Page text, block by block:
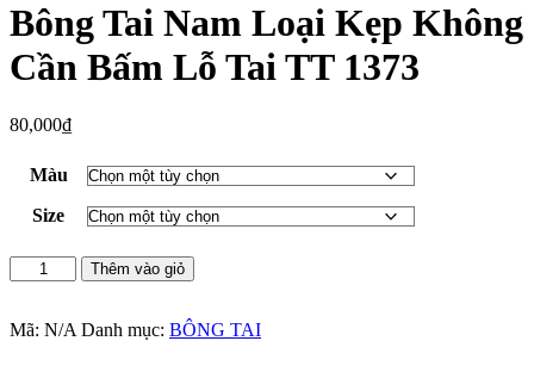
Bông Tai Nam Loại Kẹp Không
Cần Bấm Lỗ Tai TT 1373
80,000₫
Màu
Size
Bông
Tai
Loại
Thêm vào giỏ
Mã: N/A Danh mục: BÔNG TAI